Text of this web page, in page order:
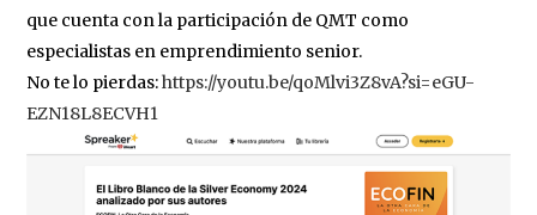
que cuenta con la participación de QMT como
especialistas en emprendimiento senior.
No te lo pierdas:https://youtu.be/qoMlvi3Z8vA?si=eGU-
EZN18L8ECVH1